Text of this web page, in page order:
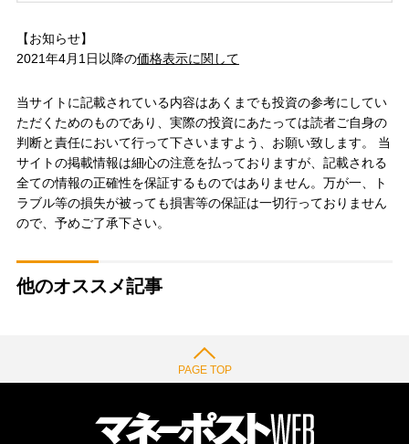
【お知らせ】
2021年4月1日以降の価格表示に関して
当サイトに記載されている内容はあくまでも投資の参考にしてい
ただくためのものであり、実際の投資にあたっては読者ご自身の
判断と責任において行って下さいますよう、お願い致します。 当
サイトの掲載情報は細心の注意を払っておりますが、記載される
全ての情報の正確性を保証するものではありません。万が一、ト
ラブル等の損失が被っても損害等の保証は一切行っておりません
ので、予めご了承下さい。
他のオススメ記事
PAGE TOP